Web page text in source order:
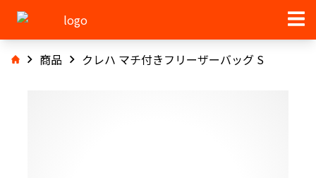
商品 クレハ マチ付きフリーザーバッグ S